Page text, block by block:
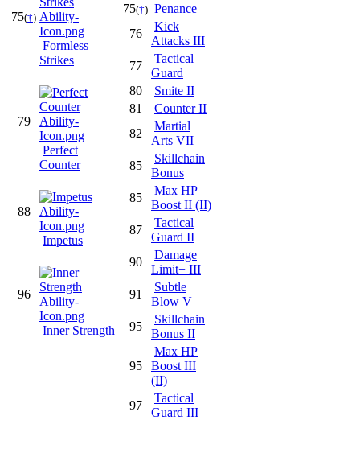
75(†)
Formless
Strikes
79
Perfect
Counter
88
Impetus
96
Inner Strength
75(†) Penance
76
Kick
Attacks III
77
Tactical
Guard
80
Smite II
81
Counter II
82
Martial
Arts VII
85
Skillchain
Bonus
85
Max HP
Boost II (II)
87
Tactical
Guard II
90
Damage
Limit+ III
91
Subtle
Blow V
95
Skillchain
Bonus II
95
Max HP
Boost III
(II)
97
Tactical
Guard III